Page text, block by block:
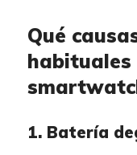
Qué
habituales
1. Batería